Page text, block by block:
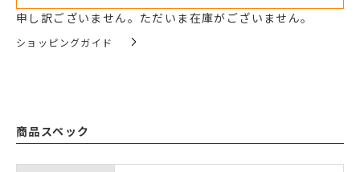
申し訳ございません。ただいま在庫がございません。
ショッピングガイド
商品スペック